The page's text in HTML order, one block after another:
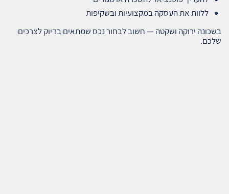
ללוות את העסקה במקצועיות ובשקיפות
בשכונה ירוקה ושקטה — חשוב לבחור נכס שמתאים בדיוק לצרכים
שלכם.